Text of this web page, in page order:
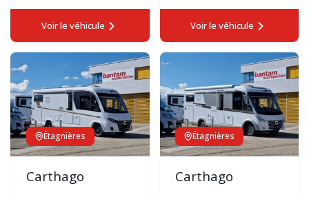
Voir le véhicule Voir le véhicule
Étagnières
Carthago
Étagnières
Carthago